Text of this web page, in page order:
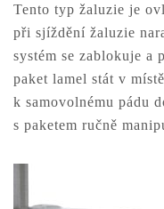
Tento typ žaluzie je
při sjíždění žaluzie
systém se zablokuje a
paket lamel stát v
k samovolnému pádu
s paketem ručně